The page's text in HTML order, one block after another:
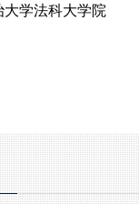
学法科大学院